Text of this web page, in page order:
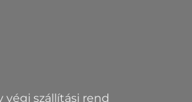
végi szállítási rend